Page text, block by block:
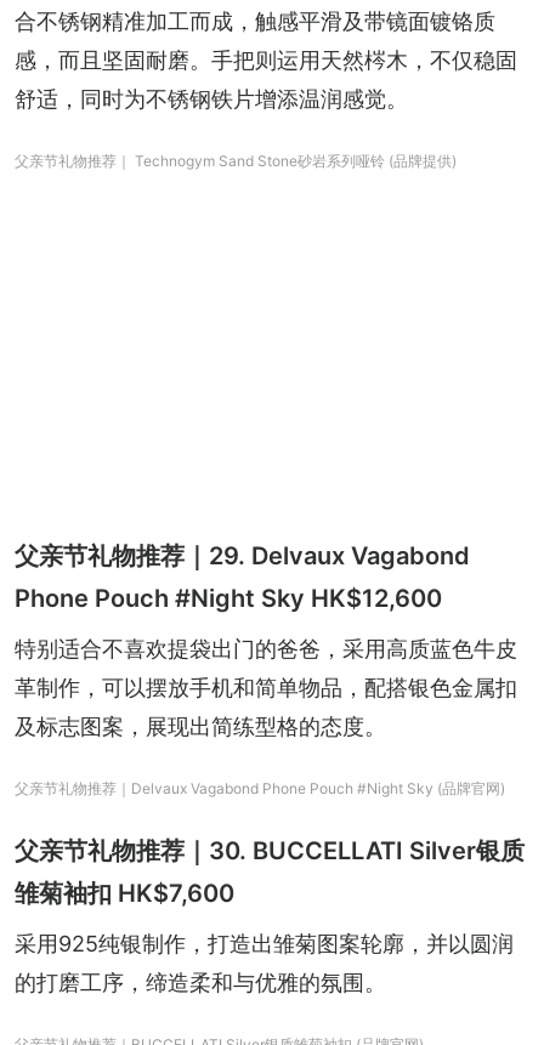
合不锈钢精准加工而成，触感平滑及带镜面镀铬质
感，而且坚固耐磨。手把则运用天然梣木，不仅稳固
舒适，同时为不锈钢铁片增添温润感觉。
父亲节礼物推荐｜ Technogym Sand Stone砂岩系列哑铃 (品牌提供)
父亲节礼物推荐｜29. Delvaux Vagabond
Phone Pouch #Night Sky HK$12,600
特别适合不喜欢提袋出门的爸爸，采用高质蓝色牛皮
革制作，可以摆放手机和简单物品，配搭银色金属扣
及标志图案，展现出简练型格的态度。
父亲节礼物推荐｜Delvaux Vagabond Phone Pouch #Night Sky (品牌官网)
父亲节礼物推荐｜30. BUCCELLATI Silver银质
雏菊袖扣 HK$7,600
采用925纯银制作，打造出雏菊图案轮廓，并以圆润
的打磨工序，缔造柔和与优雅的氛围。